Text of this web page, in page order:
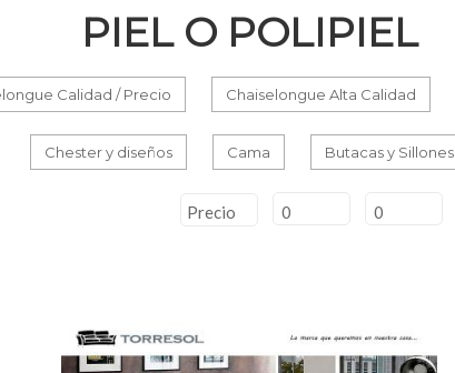
PIEL O POLIPIEL
Calidad / Precio Chaiselongue Alta Calidad
Chester y diseños Cama Butacas y Sillones
Precio